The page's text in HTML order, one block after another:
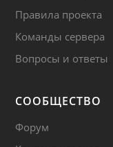
Правила проекта
Команды сервера
Вопросы и ответы
СООБЩЕСТВО
Форум